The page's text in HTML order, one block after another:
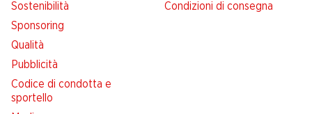
Sostenibilità
Sponsoring
Qualità
Pubblicità
Codice di condotta e
sportello
Condizioni di consegna